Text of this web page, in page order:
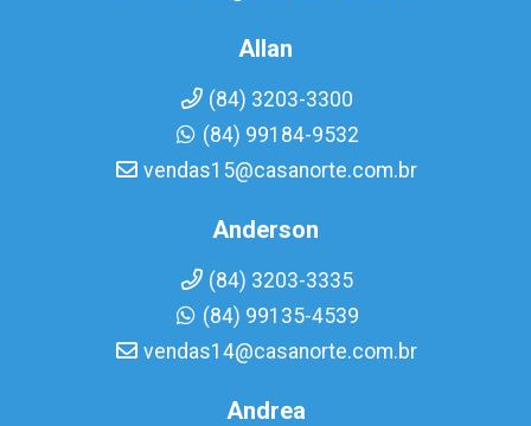
Allan
(84) 3203-3300
(84) 99184-9532
vendas15@casanorte.com.br
Anderson
(84) 3203-3335
(84) 99135-4539
vendas14@casanorte.com.br
Andrea